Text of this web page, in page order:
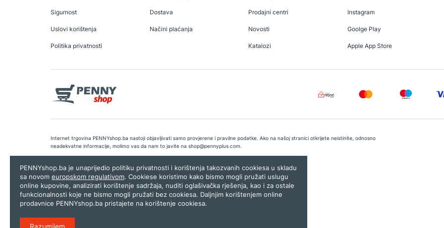
Sigurnost
Uslovi korištenja
Politika privatnosti
Dostava
Načini plaćanja
Prodajni centri
Novosti
Katalozi
Instagram
Goolge Play
Apple App Store
Internet trgovina PENNYshop.ba nastoji objavljivati samo provjerene i pravilne podatke. Ako na našoj stranici otkrijete neistinite, odnosno
neadekvatne informacije, molimo vas da nam to javite na shop@pennyplus.com.
Copyright © 2026.Penny plus d.o.o. Sarajevo.Dizajn i programiranje:Lampa.ba
PENNYshop.ba je unaprijedio politiku privatnosti i korištenja takozvanih cookiesa u skladu
sa novom europskom regulativom. Cookiese koristimo kako bismo mogli pružati uslugu
online kupovine, analizirati korištenje sadržaja, nuditi oglašivačka rješenja, kao i za ostale
funkcionalnosti koje ne bismo mogli pružati bez cookiesa. Daljnjim korištenjem online
prodavnice PENNYshop.ba pristajete na korištenje cookiesa.
Razumijem